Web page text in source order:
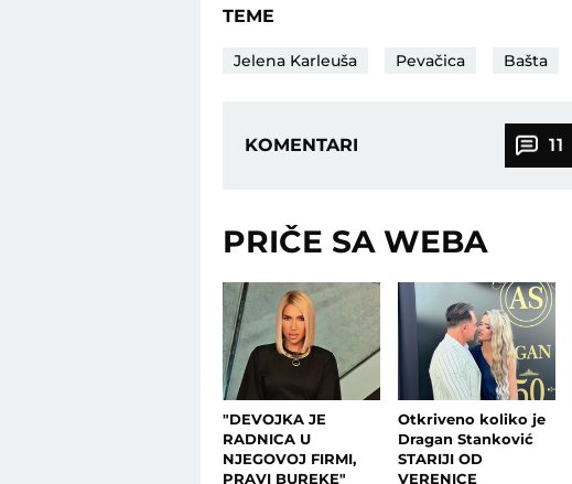
TEME
Jelena Karleuša Pevačica Bašta
KOMENTARI 11
PRIČE SA WEBA
"DEVOJKA JE
RADNICA U
NJEGOVOJ FIRMI,
PRAVI BUREKE"
Otkriveno koliko je
Dragan Stanković
STARIJI OD
VERENICE